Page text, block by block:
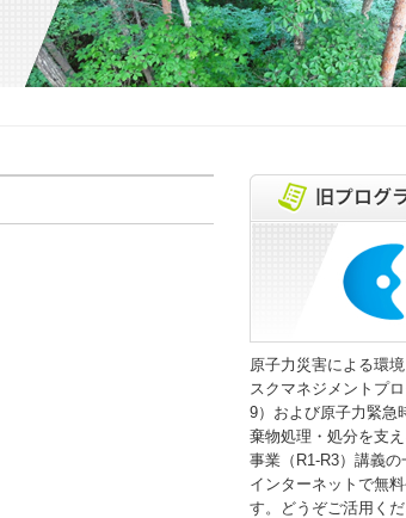
原子力災害による環
スクマネジメントプ
9）および原子力緊急
棄物処理・処分を支
事業（R1-R3）講義の
インターネットで無
す。どうぞご活用くだ